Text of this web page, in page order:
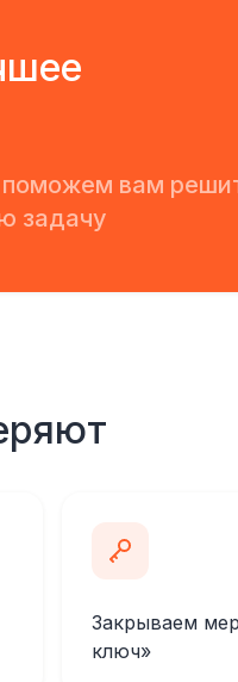
поможем вам
задачу
Закрываем
ключ»